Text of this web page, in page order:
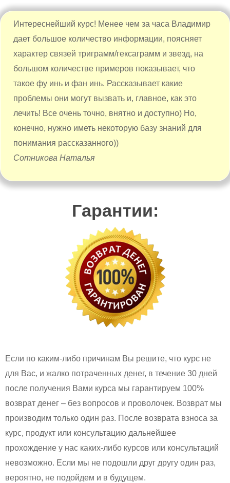
Интереснейший курс! Менее чем за часа Владимир
дает большое количество информации, поясняет
характер связей триграмм/гексаграмм и звезд, на
большом количестве примеров показывает, что
такое фу инь и фан инь. Рассказывает какие
проблемы они могут вызвать и, главное, как это
лечить! Все очень точно, внятно и доступно) Но,
конечно, нужно иметь некоторую базу знаний для
понимания рассказанного))
Сотникова Наталья
Гарантии:
Если по каким-либо причинам Вы решите, что курс не
для Вас, и жалко потраченных денег, в течение 30 дней
после получения Вами курса мы гарантируем 100%
возврат денег – без вопросов и проволочек. Возврат мы
производим только один раз. После возврата взноса за
курс, продукт или консультацию дальнейшее
прохождение у нас каких-либо курсов или консультаций
невозможно. Если мы не подошли друг другу один раз,
вероятно, не подойдем и в будущем.